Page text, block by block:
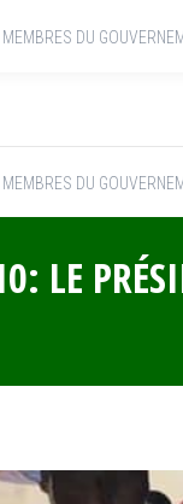
MEMBRES DU
LE
MEMBRES DU